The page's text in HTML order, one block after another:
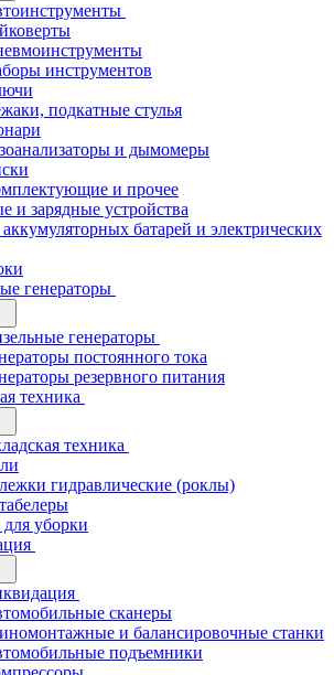
инструментов
подкатные стулья
и дымомеры
и прочее
и зарядные устройства
батарей и электрических
генераторы
генераторы
постоянного тока
резервного питания
техника
техника
гидравлические (роклы)
уборки
сканеры
и балансировочные станки
подъемники